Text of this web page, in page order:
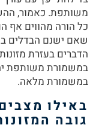
משותפת. כאמור,
כל הורה מהווים אף
שאם ישנם הבדלים
הדברים בעזרת
במשמורת משותפת
במשמורת מלאה.
באילו
גובה